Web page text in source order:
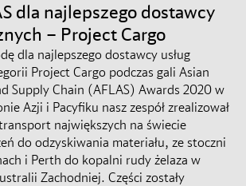
dla najlepszego dostawcy
– Project Cargo
dla najlepszego dostawcy usług
Project Cargo podczas gali Asian
Supply Chain (AFLAS) Awards 2020 w
Azji i Pacyfiku nasz zespół zrealizował
największych na świecie
do odzyskiwania materiału, ze stoczni
i Perth do kopalni rudy żelaza w
Zachodniej. Części zostały